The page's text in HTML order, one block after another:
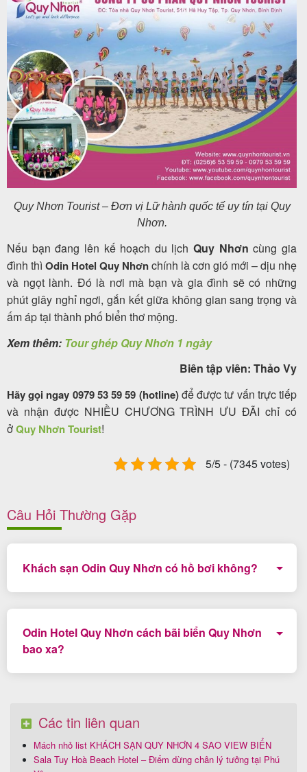
Quy Nhơn Tourist – Đơn vị Lữ hành quốc tế uy tín tại Quy
Nhơn.
Nếu bạn đang lên kế hoạch du lịchQuy Nhơn cùng gia
đình thì Odin Hotel Quy Nhơnchính là cơn gió mới – dịu nhẹ
và ngọt lành. Đó là nơi mà bạn và gia đình sẽ có những
phút giây nghỉ ngơi, gắn kết giữa không gian sang trọng và
ấm áp tại thành phố biển thơ mộng.
Xem thêm: Tour ghép Quy Nhơn 1 ngày
Biên tập viên: Thảo Vy
Hãy gọi ngay 0979 53 59 59 (hotline)để được tư vấn trực tiếp
và nhận được NHIỀU CHƯƠNG TRÌNH ƯU ĐÃI chỉ có
ởQuy Nhơn Tourist!
5/5 - (7345 votes)
Câu Hỏi Thường Gặp
Khách sạn Odin Quy Nhơn có hồ bơi không?
Odin Hotel Quy Nhơn cách bãi biển Quy Nhơn
bao xa?
Các tin liên quan
Mách nhỏ list KHÁCH SẠN QUY NHƠN 4 SAO VIEW BIỂN
Sala Tuy Hoà Beach Hotel – Điểm dừng chân lý tưởng tại Phú